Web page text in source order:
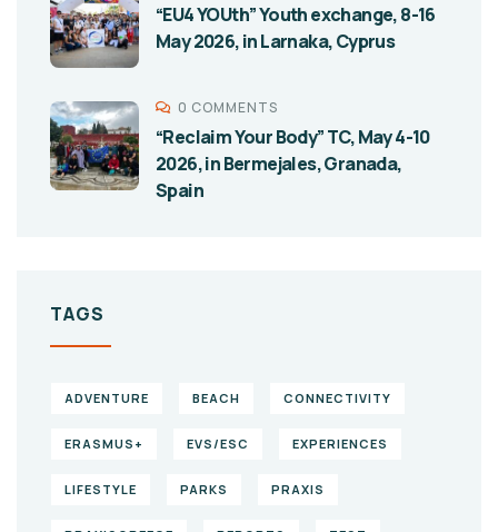
“EU4 YOUth” Youth exchange, 8-16
May 2026, in Larnaka, Cyprus
0 COMMENTS
“Reclaim Your Body” TC, May 4-10
2026, in Bermejales, Granada,
Spain
TAGS
ADVENTURE BEACH CONNECTIVITY
ERASMUS+ EVS/ESC EXPERIENCES
LIFESTYLE PARKS PRAXIS